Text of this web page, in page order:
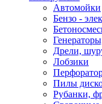
Автомойки
Бензо -
Дрели,
Лобзики
Пилы
Рубанки,